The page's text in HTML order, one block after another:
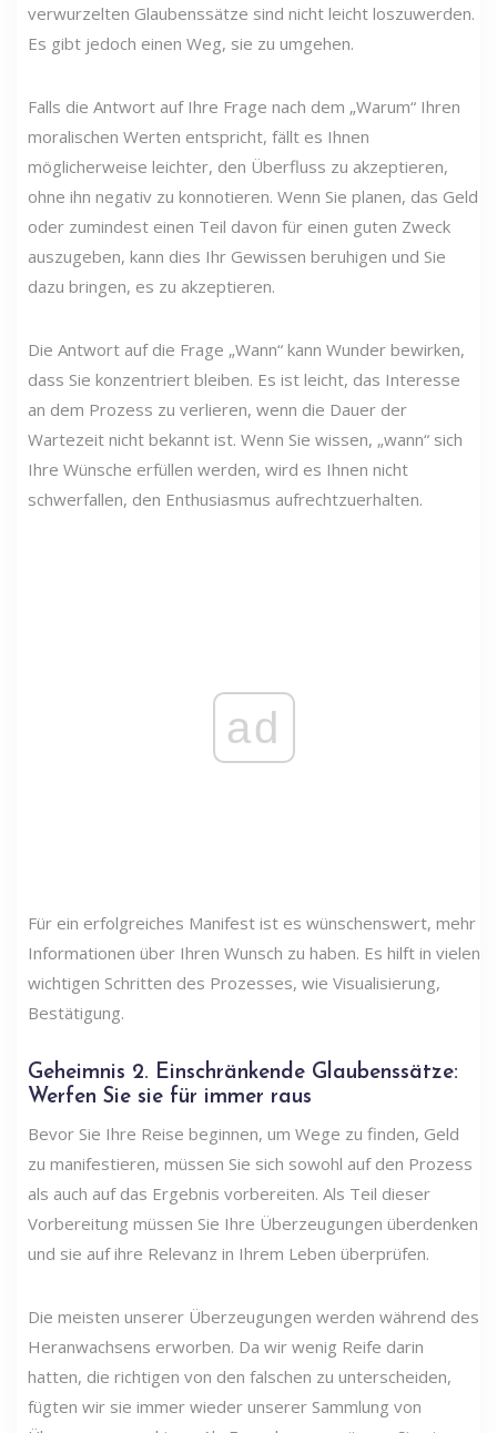
verwurzelten Glaubenssätze sind nicht leicht loszuwerden.
Es gibt jedoch einen Weg, sie zu umgehen.
Falls die Antwort auf Ihre Frage nach dem „Warum“ Ihren
moralischen Werten entspricht, fällt es Ihnen
möglicherweise leichter, den Überfluss zu akzeptieren,
ohne ihn negativ zu konnotieren. Wenn Sie planen, das Geld
oder zumindest einen Teil davon für einen guten Zweck
auszugeben, kann dies Ihr Gewissen beruhigen und Sie
dazu bringen, es zu akzeptieren.
Die Antwort auf die Frage „Wann“ kann Wunder bewirken,
dass Sie konzentriert bleiben. Es ist leicht, das Interesse
an dem Prozess zu verlieren, wenn die Dauer der
Wartezeit nicht bekannt ist. Wenn Sie wissen, „wann“ sich
Ihre Wünsche erfüllen werden, wird es Ihnen nicht
schwerfallen, den Enthusiasmus aufrechtzuerhalten.
ad
Für ein erfolgreiches Manifest ist es wünschenswert, mehr
Informationen über Ihren Wunsch zu haben. Es hilft in vielen
wichtigen Schritten des Prozesses, wie Visualisierung,
Bestätigung.
Geheimnis 2. Einschränkende Glaubenssätze:
Werfen Sie sie für immer raus
Bevor Sie Ihre Reise beginnen, um Wege zu finden, Geld
zu manifestieren, müssen Sie sich sowohl auf den Prozess
als auch auf das Ergebnis vorbereiten. Als Teil dieser
Vorbereitung müssen Sie Ihre Überzeugungen überdenken
und sie auf ihre Relevanz in Ihrem Leben überprüfen.
Die meisten unserer Überzeugungen werden während des
Heranwachsens erworben. Da wir wenig Reife darin
hatten, die richtigen von den falschen zu unterscheiden,
fügten wir sie immer wieder unserer Sammlung von